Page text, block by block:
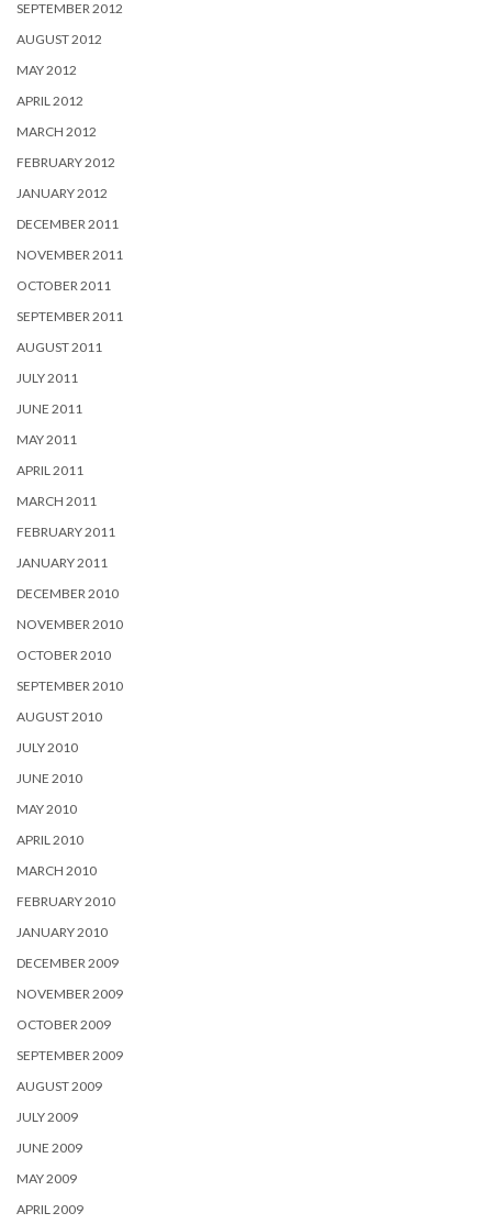
SEPTEMBER 2012
AUGUST 2012
MAY 2012
APRIL 2012
MARCH 2012
FEBRUARY 2012
JANUARY 2012
DECEMBER 2011
NOVEMBER 2011
OCTOBER 2011
SEPTEMBER 2011
AUGUST 2011
JULY 2011
JUNE 2011
MAY 2011
APRIL 2011
MARCH 2011
FEBRUARY 2011
JANUARY 2011
DECEMBER 2010
NOVEMBER 2010
OCTOBER 2010
SEPTEMBER 2010
AUGUST 2010
JULY 2010
JUNE 2010
MAY 2010
APRIL 2010
MARCH 2010
FEBRUARY 2010
JANUARY 2010
DECEMBER 2009
NOVEMBER 2009
OCTOBER 2009
SEPTEMBER 2009
AUGUST 2009
JULY 2009
JUNE 2009
MAY 2009
APRIL 2009